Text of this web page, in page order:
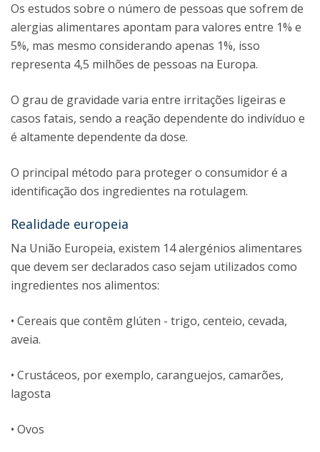
Os estudos sobre o número de pessoas que sofrem de
alergias alimentares apontam para valores entre 1% e
5%, mas mesmo considerando apenas 1%, isso
representa 4,5 milhões de pessoas na Europa.
O grau de gravidade varia entre irritações ligeiras e
casos fatais, sendo a reação dependente do indivíduo e
é altamente dependente da dose.
O principal método para proteger o consumidor é a
identificação dos ingredientes na rotulagem.
Realidade europeia
Na União Europeia, existem 14 alergénios alimentares
que devem ser declarados caso sejam utilizados como
ingredientes nos alimentos:
• Cereais que contêm glúten - trigo, centeio, cevada,
aveia.
• Crustáceos, por exemplo, caranguejos, camarões,
lagosta
• Ovos